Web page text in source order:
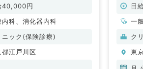
40,000円
内科、消化器内科
ニック(保険診療)
都江戸川区
内科／
日
一
ク
東